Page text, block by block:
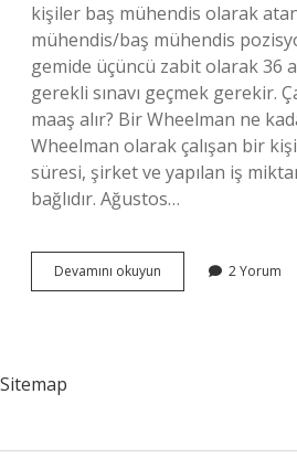
kişiler baş mühendis olarak
mühendis/baş mühendis
gemide üçüncü zabit olarak 36
gerekli sınavı geçmek gerekir.
maaş alır? Bir Wheelman ne
Wheelman olarak çalışan bir
süresi, şirket ve yapılan iş
bağlıdır. Ağustos…
Devamını okuyun Çarkçıbaşı
Kimdir
2 Yorum
Sitemap